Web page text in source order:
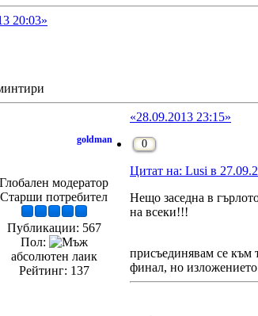
20:03»
goldman
Глобален модератор
Старши потребител
Публикации: 567
Пол:
абсолютен лаик
Рейтинг: 137
«28.09.2013 23:15»
0
Цитат на: Lusi в
Нещо заседна в
на всеки!!!
присъединявам се към
финал, но